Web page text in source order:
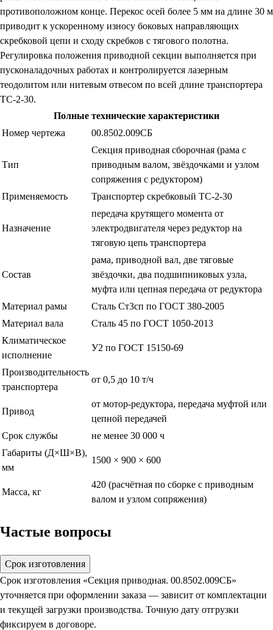
противоположном конце. Перекос осей более 5 мм на длине 30 м
приводит к ускоренному износу боковых направляющих
скребковой цепи и сходу скребков с тягового полотна.
Регулировка положения приводной секции выполняется при
пусконаладочных работах и контролируется лазерным
теодолитом или нитевым отвесом по всей длине транспортера
ТС-2-30.
Полные технические характеристики
Номер чертежа
00.8502.009СБ
Тип
Секция приводная сборочная (рама с
приводным валом, звёздочками и узлом
сопряжения с редуктором)
Применяемость
Транспортер скребковый ТС-2-30
Назначение
передача крутящего момента от
электродвигателя через редуктор на
тяговую цепь транспортера
Состав
рама, приводной вал, две тяговые
звёздочки, два подшипниковых узла,
муфта или цепная передача от редуктора
Материал рамы
Сталь Ст3сп по ГОСТ 380-2005
Материал вала
Сталь 45 по ГОСТ 1050-2013
Климатическое
исполнение
У2 по ГОСТ 15150-69
Производительность
транспортера
от 0,5 до 10 т/ч
Привод
от мотор-редуктора, передача муфтой или
цепной передачей
Срок службы
не менее 30 000 ч
Габариты (Д×Ш×В),
мм
1500 × 900 × 600
Масса, кг
420 (расчётная по сборке с приводным
валом и узлом сопряжения)
Частые вопросы
Срок изготовления
Срок изготовления «Секция приводная. 00.8502.009СБ»
уточняется при оформлении заказа — зависит от комплектации
и текущей загрузки производства. Точную дату отгрузки
фиксируем в договоре.